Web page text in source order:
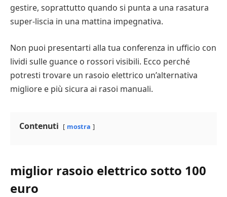
gestire, soprattutto quando si punta a una rasatura
super-liscia in una mattina impegnativa.
Non puoi presentarti alla tua conferenza in ufficio con
lividi sulle guance o rossori visibili. Ecco perché
potresti trovare un rasoio elettrico un’alternativa
migliore e più sicura ai rasoi manuali.
Contenuti mostra
miglior rasoio elettrico sotto 100
euro